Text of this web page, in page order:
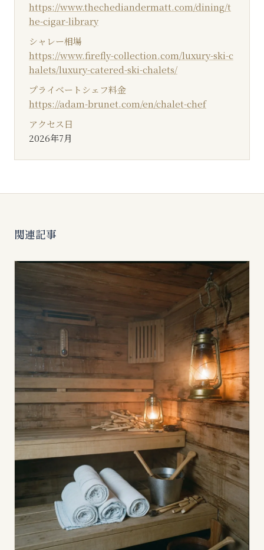
https://www.thechediandermatt.com/dining/t
he-cigar-library
シャレー相場
https://www.firefly-collection.com/luxury-ski-c
halets/luxury-catered-ski-chalets/
プライベートシェフ料金
https://adam-brunet.com/en/chalet-chef
アクセス日
2026年7月
関連記事